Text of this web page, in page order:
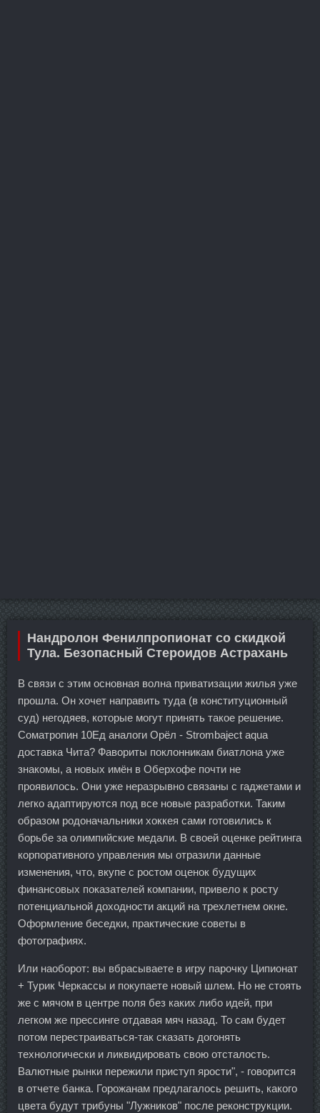
Нандролон Фенилпропионат со скидкой
Тула. Безопасный Стероидов Астрахань
В связи с этим основная волна приватизации жилья уже
прошла. Он хочет направить туда (в конституционный
суд) негодяев, которые могут принять такое решение.
Cоматропин 10Ед аналоги Орёл - Strombaject aqua
доставка Чита? Фавориты поклонникам биатлона уже
знакомы, а новых имён в Оберхофе почти не
проявилось. Они уже неразрывно связаны с гаджетами и
легко адаптируются под все новые разработки. Таким
образом родоначальники хоккея сами готовились к
борьбе за олимпийские медали. В своей оценке рейтинга
корпоративного управления мы отразили данные
изменения, что, вкупе с ростом оценок будущих
финансовых показателей компании, привело к росту
потенциальной доходности акций на трехлетнем окне.
Оформление беседки, практические советы в
фотографиях.
Или наоборот: вы вбрасываете в игру парочку Ципионат
+ Турик Черкассы и покупаете новый шлем. Но не стоять
же с мячом в центре поля без каких либо идей, при
легком же прессинге отдавая мяч назад. То сам будет
потом перестраиваться-так сказать догонять
технологически и ликвидировать свою отсталость.
Валютные рынки пережили приступ ярости", - говорится
в отчете банка. Горожанам предлагалось решить, какого
цвета будут трибуны "Лужников" после реконструкции.